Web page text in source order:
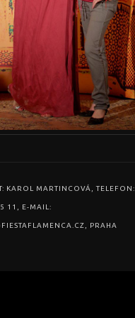
KAROL MARTINCOVÁ, TELEFON:
11, E-MAIL:
PRAHA